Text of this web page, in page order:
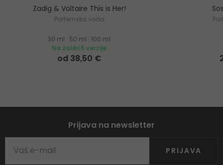
Zadig & Voltaire This is Her!
Parfemska voda
30 ml 50 ml
100 ml
Na zalihi 5 verzije
od 38,50 €
Prijava na newsletter
PRIJAVA